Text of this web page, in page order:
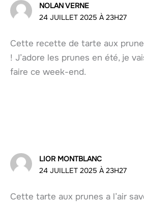
NOLAN VERNE
24 JUILLET 2025 À 23H27
Cette recette de tarte aux
! J’adore les prunes en été, je
faire ce week-end.
LIOR MONTBLANC
24 JUILLET 2025 À 23H27
Cette tarte aux prunes a l’air